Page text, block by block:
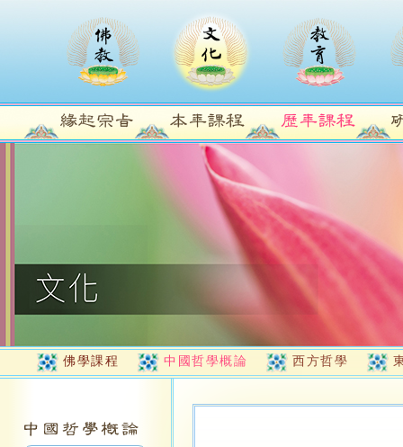
佛學課程 中國哲學概論 西方哲學